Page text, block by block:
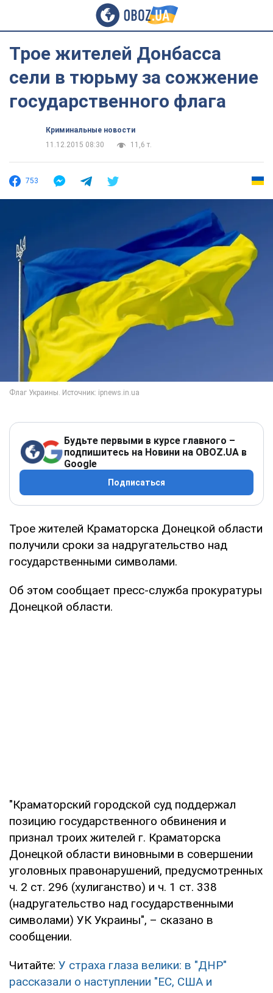
Трое жителей Донбасса
сели в тюрьму за сожжение
государственного флага
Криминальные новости
11.12.2015 08:30
11,6 т.
753
Будьте первыми в курсе главного –
подпишитесь на Новини на OBOZ.UA в
Google
Подписаться
Трое жителей Краматорска Донецкой области
получили сроки за надругательство над
государственными символами.
Об этом сообщает пресс-служба прокуратуры
Донецкой области.
"Краматорский городской суд поддержал
позицию государственного обвинения и
признал троих жителей г. Краматорска
Донецкой области виновными в совершении
уголовных правонарушений, предусмотренных
ч. 2 ст. 296 (хулиганство) и ч. 1 ст. 338
(надругательство над государственными
символами) УК Украины", – сказано в
сообщении.
Читайте: У страха глаза велики: в "ДНР"
рассказали о наступлении "ЕС, США и